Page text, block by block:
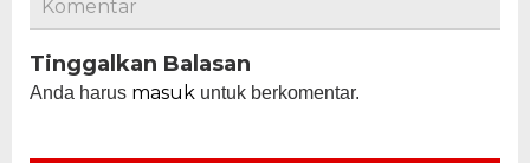
Komentar
Tinggalkan Balasan
Anda harus masuk untuk berkomentar.